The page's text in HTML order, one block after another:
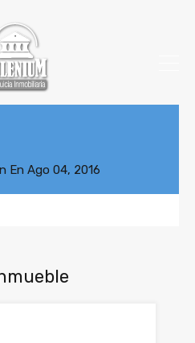
En Ago 04, 2016